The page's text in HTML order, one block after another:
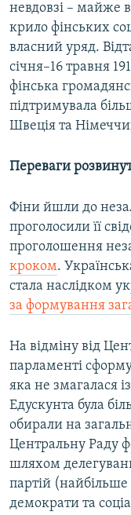
невдовзі – майже
крило фінських
власний уряд.
січня–16 травня
фінська
підтримувала
Швеція та
Переваги
Фіни йшли до
проголосили її
проголошення
кроком.
стала наслідком
за формування
На відміну від
парламенті
яка не змагалася
Едускунта була
обирали на
Центральну Раду ф
шляхом
партій
демократи та